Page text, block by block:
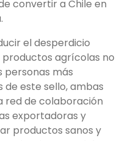
convertir a Chile en
el desperdicio
agrícolas no
personas más
de este sello, ambas
red de colaboración
exportadoras y
productos sanos y